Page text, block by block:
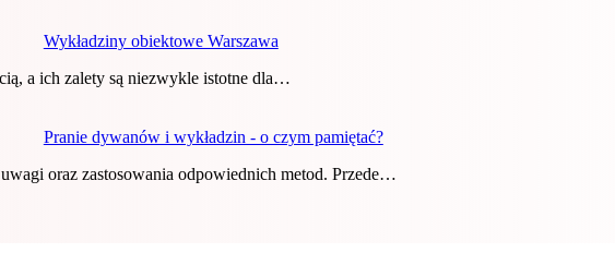
Wykładziny obiektowe Warszawa
a ich zalety są niezwykle istotne dla…
Pranie dywanów i wykładzin - o czym pamiętać?
oraz zastosowania odpowiednich metod. Przede…